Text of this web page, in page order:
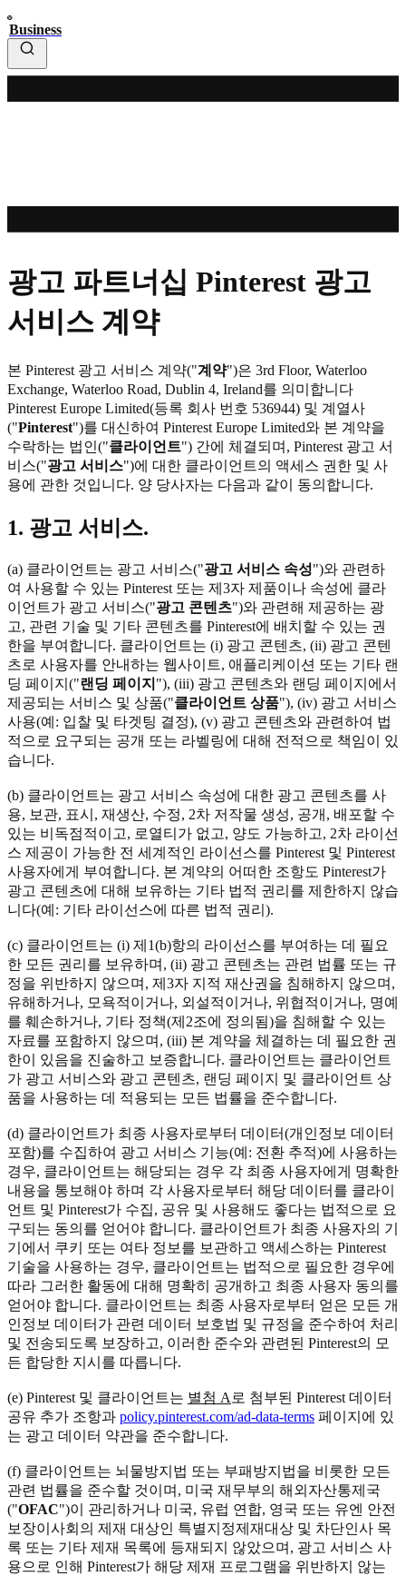
Business
광고 파트너십 Pinterest 광고
서비스 계약
본 Pinterest 광고 서비스 계약("계약")은 3rd Floor, Waterloo
Exchange, Waterloo Road, Dublin 4, Ireland를 의미합니다
Pinterest Europe Limited(등록 회사 번호 536944) 및 계열사
("Pinterest")를 대신하여 Pinterest Europe Limited와 본 계약을
수락하는 법인("클라이언트") 간에 체결되며, Pinterest 광고 서
비스("광고 서비스")에 대한 클라이언트의 액세스 권한 및 사
용에 관한 것입니다. 양 당사자는 다음과 같이 동의합니다.
1. 광고 서비스.
(a) 클라이언트는 광고 서비스("광고 서비스 속성")와 관련하
여 사용할 수 있는 Pinterest 또는 제3자 제품이나 속성에 클라
이언트가 광고 서비스("광고 콘텐츠")와 관련해 제공하는 광
고, 관련 기술 및 기타 콘텐츠를 Pinterest에 배치할 수 있는 권
한을 부여합니다. 클라이언트는 (i) 광고 콘텐츠, (ii) 광고 콘텐
츠로 사용자를 안내하는 웹사이트, 애플리케이션 또는 기타 랜
딩 페이지("랜딩 페이지 "), (iii) 광고 콘텐츠와 랜딩 페이지에서
제공되는 서비스 및 상품("클라이언트 상품"), (iv) 광고 서비스
사용(예: 입찰 및 타겟팅 결정), (v) 광고 콘텐츠와 관련하여 법
적으로 요구되는 공개 또는 라벨링에 대해 전적으로 책임이 있
습니다.
(b) 클라이언트는 광고 서비스 속성에 대한 광고 콘텐츠를 사
용, 보관, 표시, 재생산, 수정, 2차 저작물 생성, 공개, 배포할 수
있는 비독점적이고, 로열티가 없고, 양도 가능하고, 2차 라이선
스 제공이 가능한 전 세계적인 라이선스를 Pinterest 및 Pinterest
사용자에게 부여합니다. 본 계약의 어떠한 조항도 Pinterest가
광고 콘텐츠에 대해 보유하는 기타 법적 권리를 제한하지 않습
니다(예: 기타 라이선스에 따른 법적 권리).
(c) 클라이언트는 (i) 제1(b)항의 라이선스를 부여하는 데 필요
한 모든 권리를 보유하며, (ii) 광고 콘텐츠는 관련 법률 또는 규
정을 위반하지 않으며, 제3자 지적 재산권을 침해하지 않으며,
유해하거나, 모욕적이거나, 외설적이거나, 위협적이거나, 명예
를 훼손하거나, 기타 정책(제2조에 정의됨)을 침해할 수 있는
자료를 포함하지 않으며, (iii) 본 계약을 체결하는 데 필요한 권
한이 있음을 진술하고 보증합니다. 클라이언트는 클라이언트
가 광고 서비스와 광고 콘텐츠, 랜딩 페이지 및 클라이언트 상
품을 사용하는 데 적용되는 모든 법률을 준수합니다.
(d) 클라이언트가 최종 사용자로부터 데이터(개인정보 데이터
포함)를 수집하여 광고 서비스 기능(예: 전환 추적)에 사용하는
경우, 클라이언트는 해당되는 경우 각 최종 사용자에게 명확한
내용을 통보해야 하며 각 사용자로부터 해당 데이터를 클라이
언트 및 Pinterest가 수집, 공유 및 사용해도 좋다는 법적으로 요
구되는 동의를 얻어야 합니다. 클라이언트가 최종 사용자의 기
기에서 쿠키 또는 여타 정보를 보관하고 액세스하는 Pinterest
기술을 사용하는 경우, 클라이언트는 법적으로 필요한 경우에
따라 그러한 활동에 대해 명확히 공개하고 최종 사용자 동의를
얻어야 합니다. 클라이언트는 최종 사용자로부터 얻은 모든 개
인정보 데이터가 관련 데이터 보호법 및 규정을 준수하여 처리
및 전송되도록 보장하고, 이러한 준수와 관련된 Pinterest의 모
든 합당한 지시를 따릅니다.
(e) Pinterest 및 클라이언트는 별첨 A 로 첨부된 Pinterest 데이터
공유 추가 조항과 policy.pinterest.com/ad-data-terms 페이지에 있
는 광고 데이터 약관을 준수합니다.
(f) 클라이언트는 뇌물방지법 또는 부패방지법을 비롯한 모든
관련 법률을 준수할 것이며, 미국 재무부의 해외자산통제국
("OFAC")이 관리하거나 미국, 유럽 연합, 영국 또는 유엔 안전
보장이사회의 제재 대상인 특별지정제재대상 및 차단인사 목
록 또는 기타 제재 목록에 등재되지 않았으며, 광고 서비스 사
용으로 인해 Pinterest가 해당 제재 프로그램을 위반하지 않는